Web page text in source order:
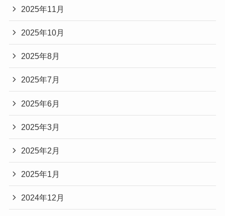
2025年11月
2025年10月
2025年8月
2025年7月
2025年6月
2025年3月
2025年2月
2025年1月
2024年12月